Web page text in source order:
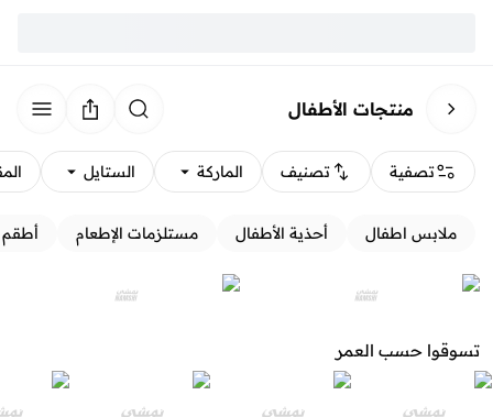
منتجات الأطفال
تصفية تصنيف الماركة الستايل
ملابس اطفال أحذية الأطفال مستلزمات الإطعام أطقم
تسوقوا حسب العمر